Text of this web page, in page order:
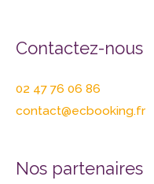
Contactez-nous
02 47 76 06 86
contact@ecbooking.fr
Nos partenaires